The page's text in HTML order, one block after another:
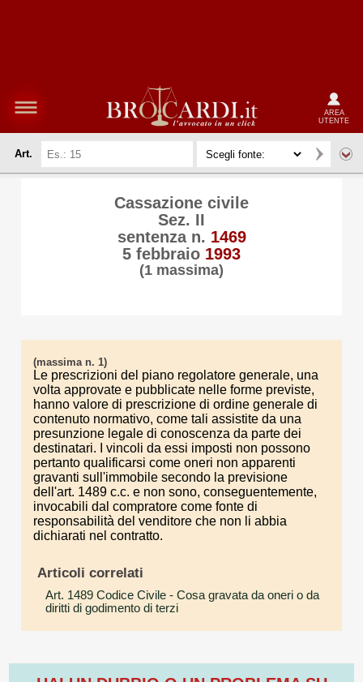
AREA
UTENTE
Art.
Cassazione civile
Sez. II
sentenza n. 1469
5 febbraio 1993
(1 massima)
(massima n. 1)
Le prescrizioni del piano regolatore generale, una
volta approvate e pubblicate nelle forme previste,
hanno valore di prescrizione di ordine generale di
contenuto normativo, come tali assistite da una
presunzione legale di conoscenza da parte dei
destinatari. I vincoli da essi imposti non possono
pertanto qualificarsi come oneri non apparenti
gravanti sull'immobile secondo la previsione
dell'art. 1489 c.c. e non sono, conseguentemente,
invocabili dal compratore come fonte di
responsabilità del venditore che non li abbia
dichiarati nel contratto.
Articoli correlati
Art. 1489 Codice Civile - Cosa gravata da oneri o da
diritti di godimento di terzi